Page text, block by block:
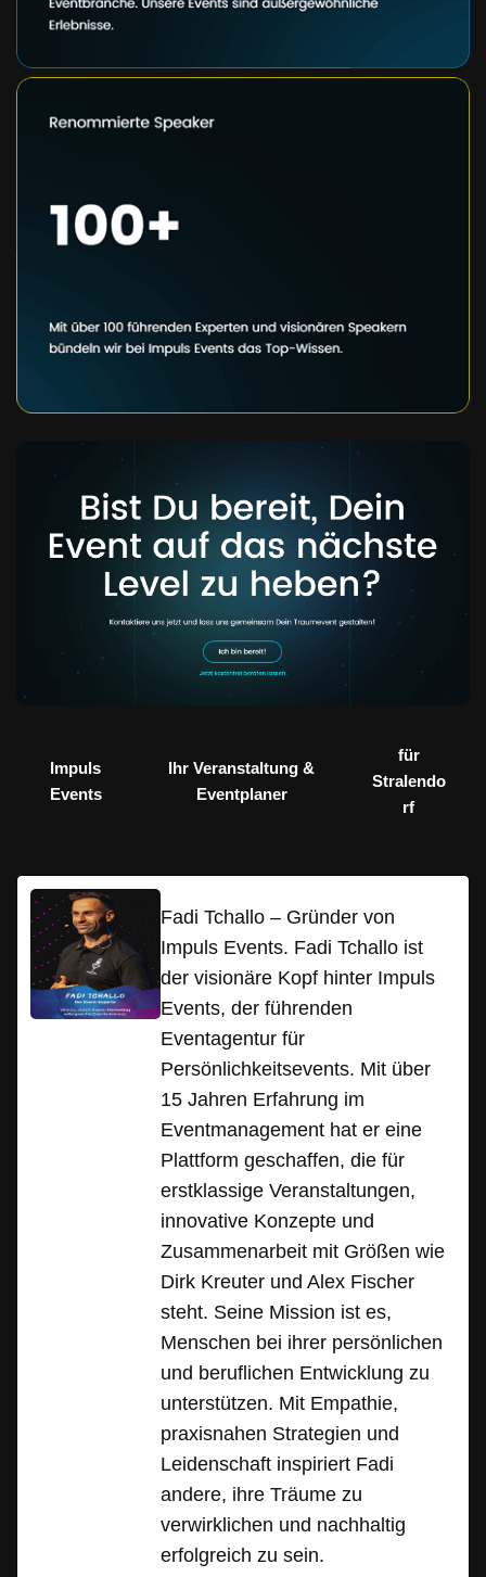
Impuls
Events
Ihr Veranstaltung &
Eventplaner
für
Stralendo
rf
Fadi Tchallo – Gründer von
Impuls Events. Fadi Tchallo ist
der visionäre Kopf hinter Impuls
Events, der führenden
Eventagentur für
Persönlichkeitsevents. Mit über
15 Jahren Erfahrung im
Eventmanagement hat er eine
Plattform geschaffen, die für
erstklassige Veranstaltungen,
innovative Konzepte und
Zusammenarbeit mit Größen wie
Dirk Kreuter und Alex Fischer
steht. Seine Mission ist es,
Menschen bei ihrer persönlichen
und beruflichen Entwicklung zu
unterstützen. Mit Empathie,
praxisnahen Strategien und
Leidenschaft inspiriert Fadi
andere, ihre Träume zu
verwirklichen und nachhaltig
erfolgreich zu sein.